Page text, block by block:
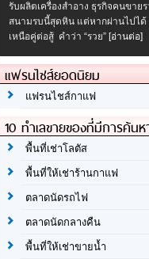
รับผลิตเครื่องสําอาง ธุรกิจคนขาย
สนามรบนี้สุดหิน แต่หากผ่านไปได้
เหนือคู่ต่อสู้ คำว่า “รวย” [อ่านต่อ]
แฟรนไชส์ยอดนิยม
แฟรนไชส์กาแฟ
10 ทำเลขายของที่มีการค้น
พื้นที่เช่าโลตัส
พื้นที่ให้เช่าร้านกาแฟ
ตลาดนัดรถไฟ
ตลาดนัดกลางคืน
พื้นที่ให้เช่าขายน้ำ